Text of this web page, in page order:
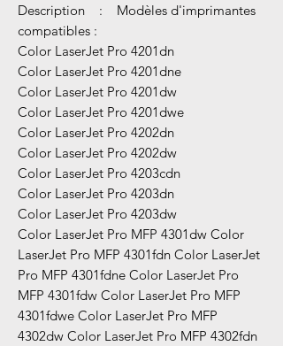
Description : Modèles d'imprimantes
compatibles :
Color LaserJet Pro 4201dn
Color LaserJet Pro 4201dne
Color LaserJet Pro 4201dw
Color LaserJet Pro 4201dwe
Color LaserJet Pro 4202dn
Color LaserJet Pro 4202dw
Color LaserJet Pro 4203cdn
Color LaserJet Pro 4203dn
Color LaserJet Pro 4203dw
Color LaserJet Pro MFP 4301dw Color
LaserJet Pro MFP 4301fdn Color LaserJet
Pro MFP 4301fdne Color LaserJet Pro
MFP 4301fdw Color LaserJet Pro MFP
4301fdwe Color LaserJet Pro MFP
4302dw Color LaserJet Pro MFP 4302fdn